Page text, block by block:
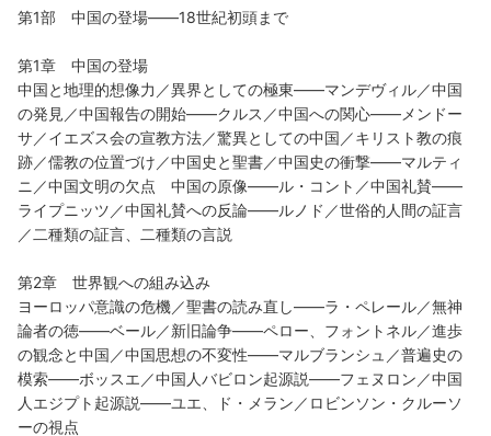
第1部 中国の登場――18世紀初頭まで
第1章 中国の登場
中国と地理的想像力／異界としての極東――マンデヴィル／中国
の発見／中国報告の開始――クルス／中国への関心――メンドー
サ／イエズス会の宣教方法／驚異としての中国／キリスト教の痕
跡／儒教の位置づけ／中国史と聖書／中国史の衝撃――マルティ
ニ／中国文明の欠点 中国の原像――ル・コント／中国礼賛――
ライプニッツ／中国礼賛への反論――ルノド／世俗的人間の証言
／二種類の証言、二種類の言説
第2章 世界観への組み込み
ヨーロッパ意識の危機／聖書の読み直し――ラ・ペレール／無神
論者の徳――ベール／新旧論争――ペロー、フォントネル／進歩
の観念と中国／中国思想の不変性――マルブランシュ／普遍史の
模索――ボッスエ／中国人バビロン起源説――フェヌロン／中国
人エジプト起源説――ユエ、ド・メラン／ロビンソン・クルーソ
ーの視点